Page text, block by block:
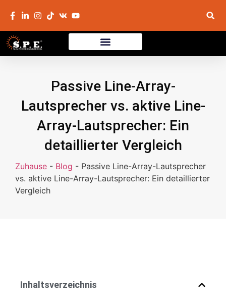
Passive Line-Array-
Lautsprecher vs. aktive Line-
Array-Lautsprecher: Ein
detaillierter Vergleich
Zuhause - Blog - Passive Line-Array-Lautsprecher
vs. aktive Line-Array-Lautsprecher: Ein detaillierter
Vergleich
Inhaltsverzeichnis